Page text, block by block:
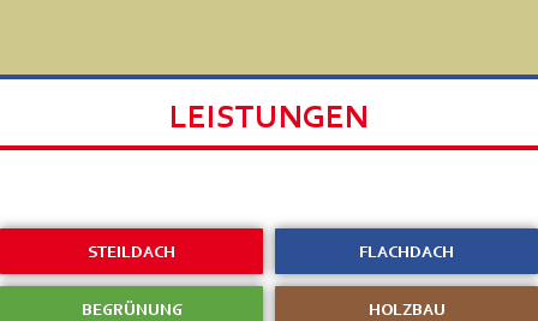
LEISTUNGEN
STEILDACH FLACHDACH
BEGRÜNUNG HOLZBAU